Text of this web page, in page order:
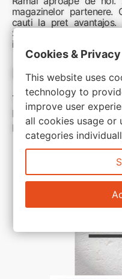
magazinelor
cauti la pret avantajos.
Sunteti aici pentru
inspirate
Link-uri utile:
Termeni si conditii
Politica de
Politica de cookie
Cookies & Privacy
This website uses
technology to
improve user
all cookies usage or
categories